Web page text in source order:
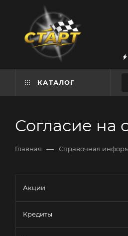
КАТАЛОГ
Согласие на
Главная — Справочная
Акции
Кредиты